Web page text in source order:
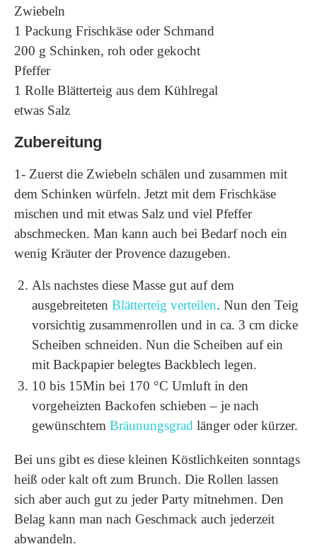
Zwiebeln
1 Packung Frischkäse oder Schmand
200 g Schinken, roh oder gekocht
Pfeffer
1 Rolle Blätterteig aus dem Kühlregal
etwas Salz
Zubereitung
1- Zuerst die Zwiebeln schälen und zusammen mit
dem Schinken würfeln. Jetzt mit dem Frischkäse
mischen und mit etwas Salz und viel Pfeffer
abschmecken. Man kann auch bei Bedarf noch ein
wenig Kräuter der Provence dazugeben.
Als nachstes diese Masse gut auf dem
ausgebreiteten Blätterteig verteilen. Nun den Teig
vorsichtig zusammenrollen und in ca. 3 cm dicke
Scheiben schneiden. Nun die Scheiben auf ein
mit Backpapier belegtes Backblech legen.
10 bis 15Min bei 170 °C Umluft in den
vorgeheizten Backofen schieben – je nach
gewünschtem Bräunungsgrad länger oder kürzer.
Bei uns gibt es diese kleinen Köstlichkeiten sonntags
heiß oder kalt oft zum Brunch. Die Rollen lassen
sich aber auch gut zu jeder Party mitnehmen. Den
Belag kann man nach Geschmack auch jederzeit
abwandeln.